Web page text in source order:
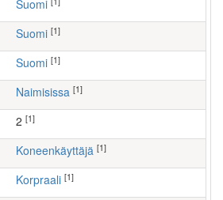
Suomi
Suomi [1]
Suomi [1]
Naimisissa [1]
[1]
koneenkäyttäjä [1]
Korpraali [1]